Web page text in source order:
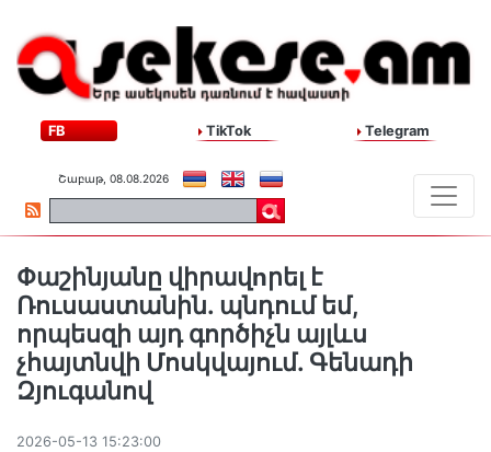
FB TikTok Telegram
Շաբաթ, 08.08.2026
Փաշինյանը վիրավnրել է
Ռուսաստանին. պնդում եմ,
որպեսզի այդ գործիչն այլևս
չհայտնվի Մոսկվայում. Գենադի
Զյուգանով
2026-05-13 15:23:00